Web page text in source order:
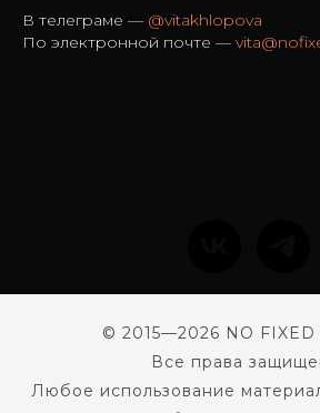
В телеграме — @vitakhlopova
По электронной почте —
© 2015—2026 NO FIXED
Все права
Любое использование